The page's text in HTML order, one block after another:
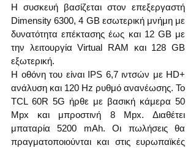
Η συσκευή βασίζεται στον επεξεργαστή
Dimensity 6300, 4 GB εσωτερική μνήμη με
δυνατότητα επέκτασης έως και 12 GB με
την λειτουργία Virtual RAM και 128 GB
εξωτερική.
Η οθόνη του είναι IPS 6,7 ιντσών με HD+
ανάλυση και 120 Hz ρυθμό ανανέωσης. Το
TCL 60R 5G ήρθε με βασική κάμερα 50
Mpx και μπροστινή 8 Mpx. Διαθέτει
μπαταρία 5200 mAh. Οι πωλήσεις θα
πραγματοποιούνται και στις ευρωπαϊκές